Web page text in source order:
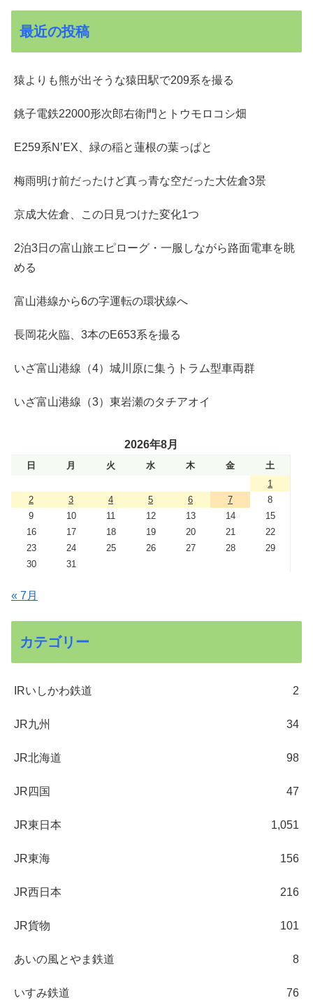
最近の投稿
猿よりも熊が出そうな猿田駅で209系を撮る
銚子電鉄22000形次郎右衛門とトウモロコシ畑
E259系N’EX、緑の稲と蓮根の葉っぱと
梅雨明け前だったけど真っ青な空だった大佐倉3景
京成大佐倉、この日見つけた変化1つ
2泊3日の富山旅エピローグ・一服しながら路面電車を眺
める
富山港線から6の字運転の環状線へ
長岡花火臨、3本のE653系を撮る
いざ富山港線（4）城川原に集うトラム型車両群
いざ富山港線（3）東岩瀬のタチアオイ
2026年8月
日 月 火 水 木 金
土
1
2
3 4 5 6 7
8
9
10 11 12 13 14
15
16
17 18 19 20 21
22
23
24 25 26 27 28
29
30
31
« 7月
カテゴリー
IRいしかわ鉄道 2
JR九州 34
JR北海道 98
JR四国 47
JR東日本 1,051
JR東海 156
JR西日本 216
JR貨物 101
あいの風とやま鉄道 8
いすみ鉄道 76